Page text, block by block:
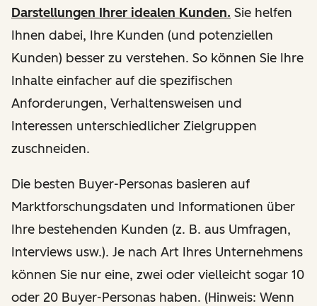
Darstellungen Ihrer idealen Kunden. Sie helfen
Ihnen dabei, Ihre Kunden (und potenziellen
Kunden) besser zu verstehen. So können Sie Ihre
Inhalte einfacher auf die spezifischen
Anforderungen, Verhaltensweisen und
Interessen unterschiedlicher Zielgruppen
zuschneiden.
Die besten Buyer-Personas basieren auf
Marktforschungsdaten und Informationen über
Ihre bestehenden Kunden (z. B. aus Umfragen,
Interviews usw.). Je nach Art Ihres Unternehmens
können Sie nur eine, zwei oder vielleicht sogar 10
oder 20 Buyer-Personas haben. (Hinweis: Wenn